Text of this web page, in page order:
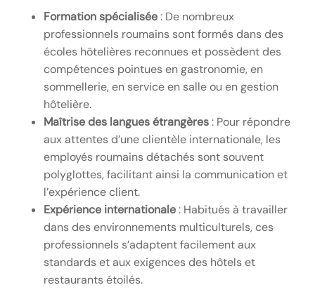
Formation spécialisée: De nombreux
professionnels roumains sont formés dans des
écoles hôtelières reconnues et possèdent des
compétences pointues en gastronomie, en
sommellerie, en service en salle ou en gestion
hôtelière.
Maîtrise des langues étrangères: Pour répondre
aux attentes d’une clientèle internationale, les
employés roumains détachés sont souvent
polyglottes, facilitant ainsi la communication et
l’expérience client.
Expérience internationale: Habitués à travailler
dans des environnements multiculturels, ces
professionnels s’adaptent facilement aux
standards et aux exigences des hôtels et
restaurants étoilés.